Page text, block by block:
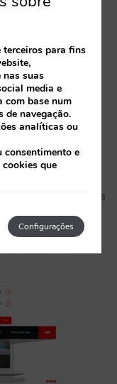
têm de lidar
, omotor
um
, evitando a
no hotel.
terceiros para fins
nas suas
media e
com base num
navegação.
analíticas ou
consentimento e
que
Configurações